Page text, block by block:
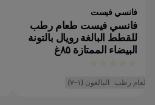
فانسي فيست
فانسي فيست طعام رطب
للقطط البالغة رويال بالتونة
البيضاء الممتازة ٨٥غ
طعام رطب البالغون (١–٧)